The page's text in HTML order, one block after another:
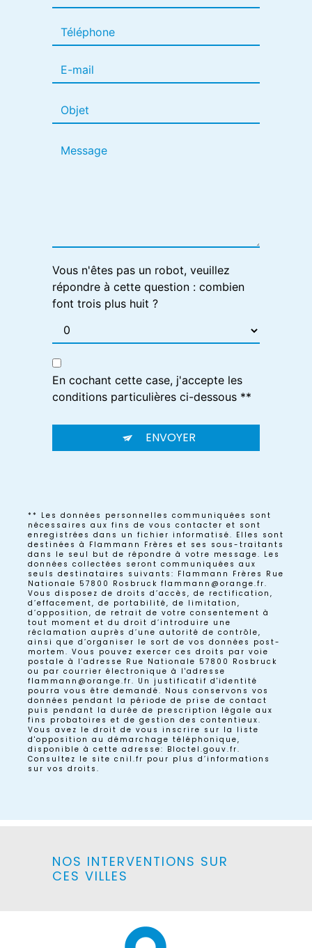
Vous n'êtes pas un robot, veuillez
répondre à cette question : combien
font trois plus huit ?
En cochant cette case, j'accepte les
conditions particulières ci-dessous **
ENVOYER
** Les données personnelles communiquées sont
nécessaires aux fins de vous contacter et sont
enregistrées dans un fichier informatisé. Elles sont
destinées à Flammann Frères et ses sous-traitants
dans le seul but de répondre à votre message. Les
données collectées seront communiquées aux
seuls destinataires suivants: Flammann Frères Rue
Nationale 57800 Rosbruck flammann@orange.fr.
Vous disposez de droits d’accès, de rectification,
d’effacement, de portabilité, de limitation,
d’opposition, de retrait de votre consentement à
tout moment et du droit d’introduire une
réclamation auprès d’une autorité de contrôle,
ainsi que d’organiser le sort de vos données post-
mortem. Vous pouvez exercer ces droits par voie
postale à l'adresse Rue Nationale 57800 Rosbruck
ou par courrier électronique à l'adresse
flammann@orange.fr. Un justificatif d'identité
pourra vous être demandé. Nous conservons vos
données pendant la période de prise de contact
puis pendant la durée de prescription légale aux
fins probatoires et de gestion des contentieux.
Vous avez le droit de vous inscrire sur la liste
d'opposition au démarchage téléphonique,
disponible à cette adresse: Bloctel.gouv.fr.
Consultez le site cnil.fr pour plus d’informations
sur vos droits.
NOS INTERVENTIONS SUR
CES VILLES